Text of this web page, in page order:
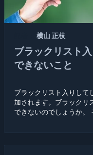
横山 正枝
ブラックリスト
できないこと
ブラックリスト入りして
加されます。ブラックリ
できないのでしょうか。